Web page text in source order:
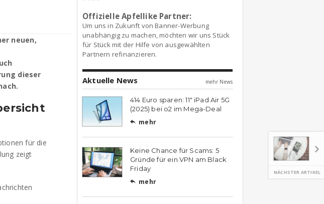
NÄCHSTER ARTIKEL
neuen,
dieser
für die
zeigt
Offizielle Apfellike Partner:
Um uns in Zukunft von Banner-Werbung
unabhängig zu machen, möchten wir uns Stück
für Stück mit der Hilfe von ausgewählten
Partnern refinanzieren.
Aktuelle News mehr News
414 Euro sparen: 11″ iPad Air 5G
(2025) bei o2 im Mega-Deal
 mehr
Keine Chance für Scams: 5
Gründe für ein VPN am Black
Friday
 mehr